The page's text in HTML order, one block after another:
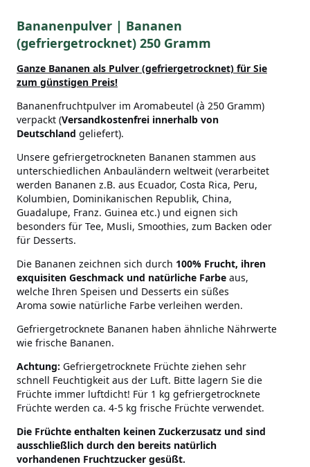
Bananenpulver | Bananen
(gefriergetrocknet) 250 Gramm
Ganze Bananen als Pulver (gefriergetrocknet) für Sie
zum günstigen Preis!
Bananenfruchtpulver im Aromabeutel (à 250 Gramm)
verpackt (Versandkostenfrei innerhalb von
Deutschland geliefert).
Unsere gefriergetrockneten Bananen stammen aus
unterschiedlichen Anbauländern weltweit (verarbeitet
werden Bananen z.B. aus Ecuador, Costa Rica, Peru,
Kolumbien, Dominikanischen Republik, China,
Guadalupe, Franz. Guinea etc.) und eignen sich
besonders für Tee, Musli, Smoothies, zum Backen oder
für Desserts.
Die Bananen zeichnen sich durch 100% Frucht, ihren
exquisiten Geschmack und natürliche Farbe aus,
welche Ihren Speisen und Desserts ein süßes
Aroma sowie natürliche Farbe verleihen werden.
Gefriergetrocknete Bananen haben ähnliche Nährwerte
wie frische Bananen.
Achtung: Gefriergetrocknete Früchte ziehen sehr
schnell Feuchtigkeit aus der Luft. Bitte lagern Sie die
Früchte immer luftdicht! Für 1 kg gefriergetrocknete
Früchte werden ca. 4-5 kg frische Früchte verwendet.
Die Früchte enthalten keinen Zuckerzusatz und sind
ausschließlich durch den bereits natürlich
vorhandenen Fruchtzucker gesüßt.